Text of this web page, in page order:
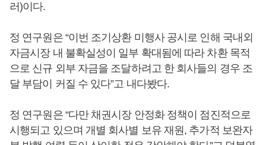
러)이다.
정 연구원은 “이번 조기상환 미행사 공시로 인해 국내외
자금시장 내 불확실성이 일부 확대됨에 따라 차환 목적
으로 신규 외부 자금을 조달하려고 한 회사들의 경우 조
달 부담이 커질 수 있다”고 내다봤다.
정 연구원은 “다만 채권시장 안정화 정책이 점진적으로
시행되고 있으며 개별 회사별 보유 재원, 추가적 보완자